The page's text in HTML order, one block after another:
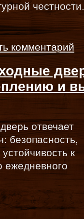
честности.
комментарий
и
отвечает
безопасность,
к
ежедневного